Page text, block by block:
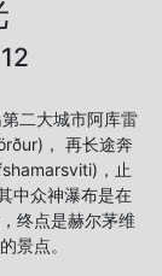
二大城市阿库雷
， 再长途奔
，止
中众神瀑布是在
终点是赫尔茅维
景点。